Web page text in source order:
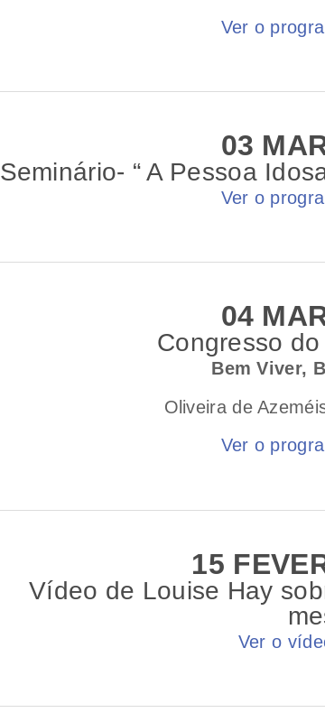
Ver o
03
Seminário- “ A Pessoa
Ver o
04
Congresso
Bem Viver,
Oliveira de
Ver o
15
Vídeo de Louise Hay
Ver o